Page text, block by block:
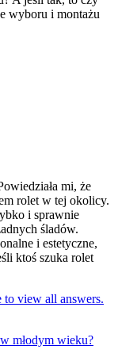
wyboru i montażu
mi, że
rolet w tej okolicy.
i sprawnie
śladów.
i estetyczne,
ktoś szuka rolet
view all answers.
młodym wieku?